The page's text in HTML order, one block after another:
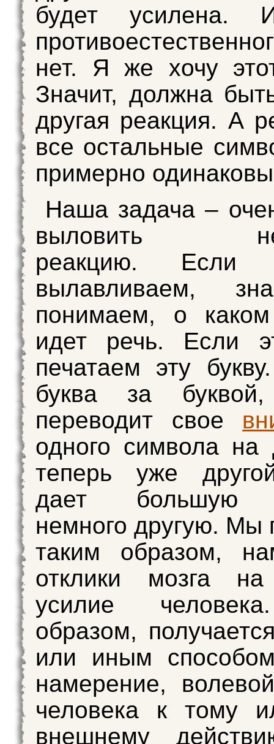
будет усилена.
нет. Я же хочу
Значит, должна
другая реакция. А
все остальные
примерно
Наша задача –
выловить
реакцию.
вылавливаем,
понимаем, о
идет речь. Если
печатаем эту
буква за буквой,
переводит свое
одного символа на
теперь уже
дает большую
немного другую. Мы
таким образом,
отклики мозга
усилие
образом,
или иным
намерение,
человека к тому
внешнему